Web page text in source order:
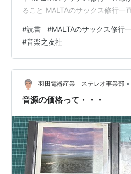
ること MALTAのサックス修行一
とめ サックス奏者MALTAの自伝
奏もすごいけど、どーくが面白い
このひと、頭が良くて、努力家
うなのにｗ MALTAのサックス修
さんに勧められて MALTAのサッ
#読書 #MALTAのサックス修行
#音楽之友社
羽田電器産業 ステレオ事業部 •
音源の価格って・・・